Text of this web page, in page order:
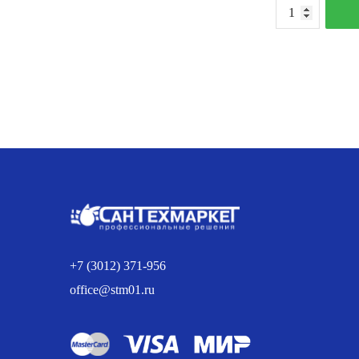
+7 (3012) 371-956
office@stm01.ru